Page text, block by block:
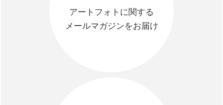
アートフォトに関する
メールマガジンをお届け